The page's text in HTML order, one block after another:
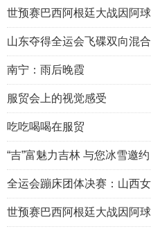
世预赛巴西阿根廷大战因阿
山东夺得全运会飞碟双向混
南宁：雨后晚霞
服贸会上的视觉感受
吃吃喝喝在服贸
“吉”富魅力吉林 与您冰雪邀约
全运会蹦床团体决赛：山西
世预赛巴西阿根廷大战因阿